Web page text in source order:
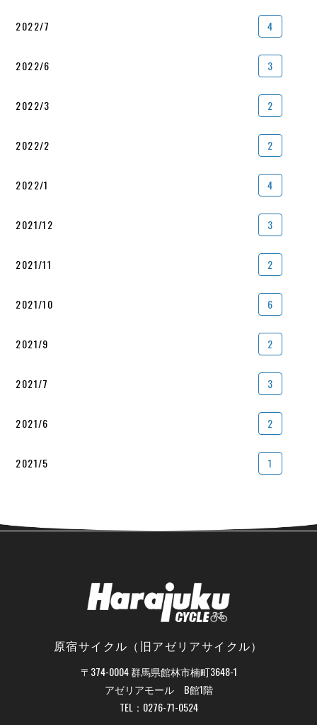
2022/7 4
2022/6 3
2022/3 2
2022/2 2
2022/1 4
2021/12 3
2021/11 2
2021/10 6
2021/9 2
2021/7 3
2021/6 2
2021/5 1
原宿サイクル（旧アゼリアサイクル）
〒374-0004 群馬県館林市楠町3648-1
アゼリアモール B館1階
TEL： 0276-71-0524